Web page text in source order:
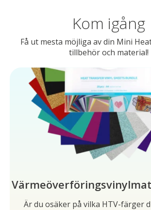
Kom igång
Få ut mesta möjliga av din Mini
tillbehör och material!
Är du osäker på vilka HTV-färger